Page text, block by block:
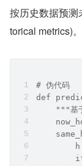
按历史数据预测
torical metrics)。
# 伪代码
def
"""基